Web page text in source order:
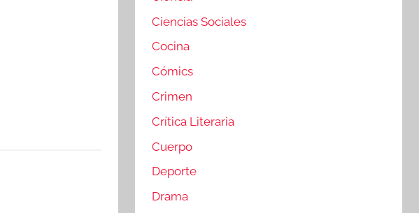
Ciencias Sociales
Cocina
Cómics
Crimen
Crítica Literaria
Cuerpo
Deporte
Drama